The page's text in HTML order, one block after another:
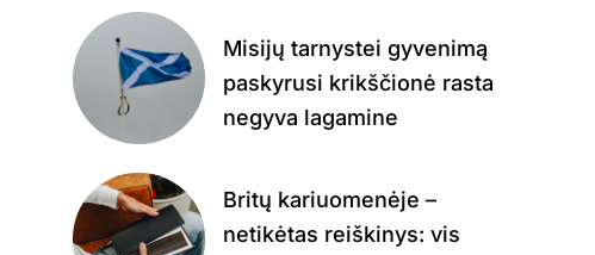
Misijų tarnystei gyvenimą
paskyrusi krikščionė rasta
negyva lagamine
Britų kariuomenėje –
netikėtas reiškinys: vis